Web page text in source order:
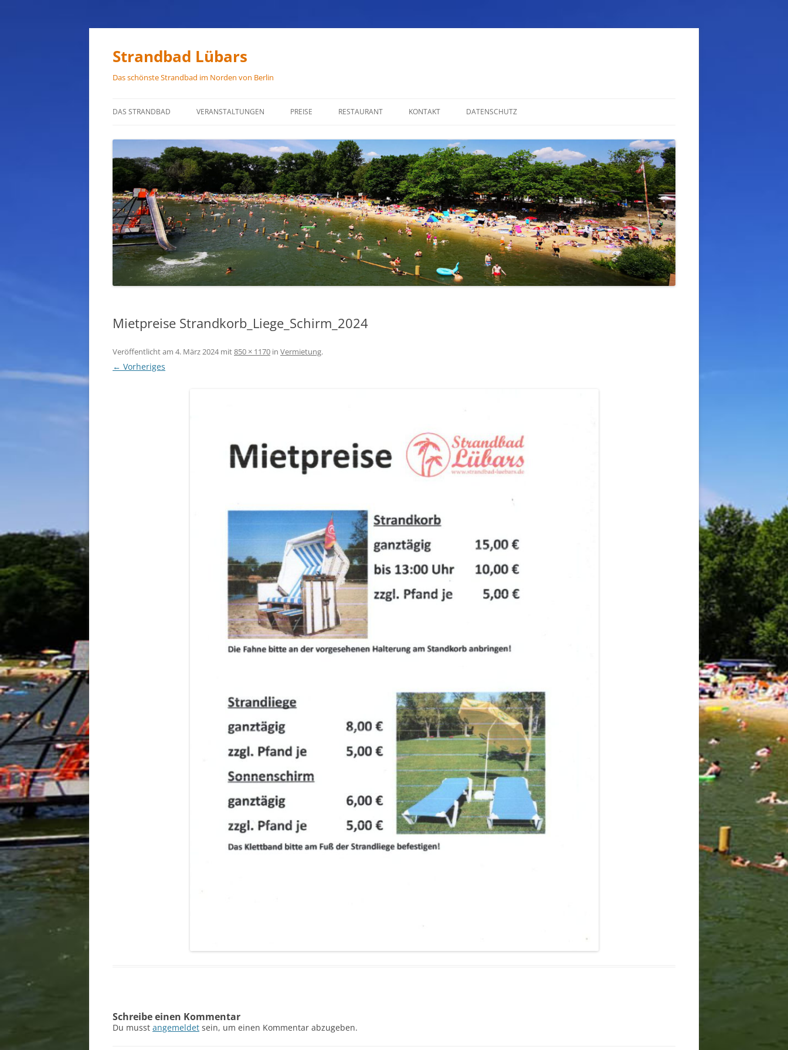
Zum
Strandbad Lübars
Das schönste Strandbad im Norden von Berlin
DAS STRANDBAD
ANFAHRT
HAUSORDNUNG
VERMIETUNG
PRESSEFOTOS
JOB-ANGEBOTE
VERANSTALTUNGEN PREISE RESTAURANT
ÖFFNUNGSZEITEN
PARTYSERVICE
RÄUMLICHKEITEN
KONTAKT DATENSCHUTZ
Mietpreise Strandkorb_Liege_Schirm_2024
Veröffentlicht am 4. März 2024mit850 × 1170 in Vermietung.
← Vorheriges
Schreibe einen Kommentar
Du musst angemeldet sein, um einen Kommentar abzugeben.